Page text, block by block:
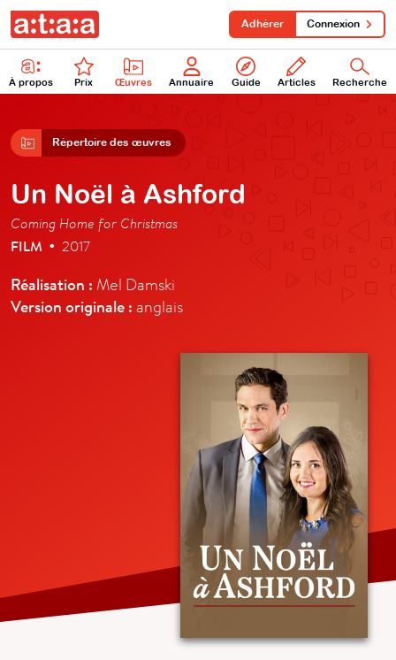
À propos Prix Œuvres Annuaire Guide Articles Recherche
Adhérer Connexion
Répertoire des œuvres
Un Noël à Ashford
Coming Home for Christmas
FILM • 2017
Réalisation : Mel Damski
Version originale : anglais